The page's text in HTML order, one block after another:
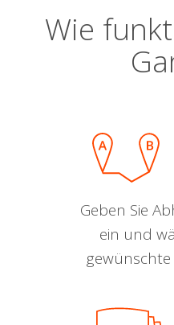
Wie
Geben Sie
ein und